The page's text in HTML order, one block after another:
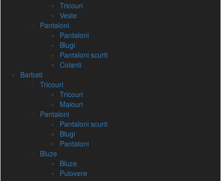
Tricouri
Veste
Pantaloni
Pantaloni
Blugi
Pantaloni scurti
Colanti
Barbati
Tricouri
Tricouri
Maiouri
Pantaloni
Pantaloni scurti
Blugi
Pantaloni
Bluze
Bluze
Pulovere